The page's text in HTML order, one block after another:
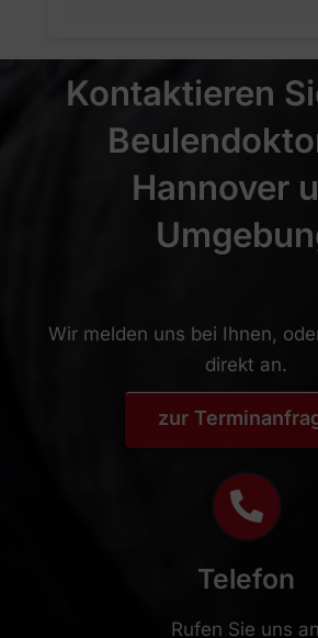
Kontaktieren
Hannover
Wir melden uns bei Ihnen,
direkt an.
zur
Telefon
Rufen Sie uns an